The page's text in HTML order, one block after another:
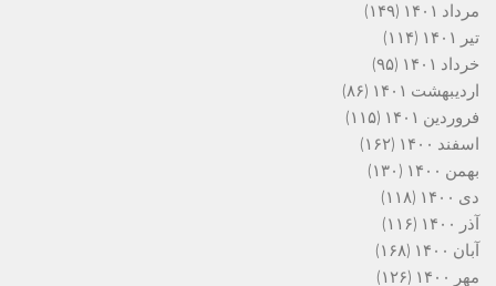
مرداد ۱۴۰۱
(۱۴۹)
تیر ۱۴۰۱
(۱۱۴)
خرداد ۱۴۰۱
(۹۵)
اردیبهشت ۱۴۰۱
(۸۶)
فروردین ۱۴۰۱
(۱۱۵)
اسفند ۱۴۰۰
(۱۶۲)
بهمن ۱۴۰۰
(۱۳۰)
دی ۱۴۰۰
(۱۱۸)
آذر ۱۴۰۰
(۱۱۶)
آبان ۱۴۰۰
(۱۶۸)
مهر ۱۴۰۰
(۱۲۶)